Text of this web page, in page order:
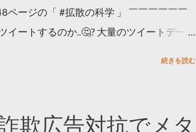
ージの「 #拡散の科学 」 ￣￣￣￣￣￣
イートするのか..🤔? 大量のツイートデータ
続きを読む
欺広告対抗でメタ